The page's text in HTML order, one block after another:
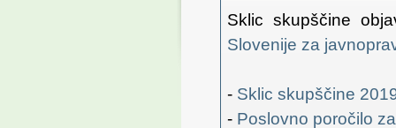
Sklic skupščine
Slovenije za
- Sklic skupščine
- Poslovno poročilo